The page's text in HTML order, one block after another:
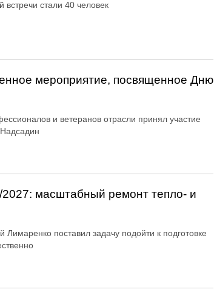
встречи стали 40 человек
мероприятие, посвященное Дню
и ветеранов отрасли принял участие
2027: масштабный ремонт тепло- и
Лимаренко поставил задачу подойти к подготовке